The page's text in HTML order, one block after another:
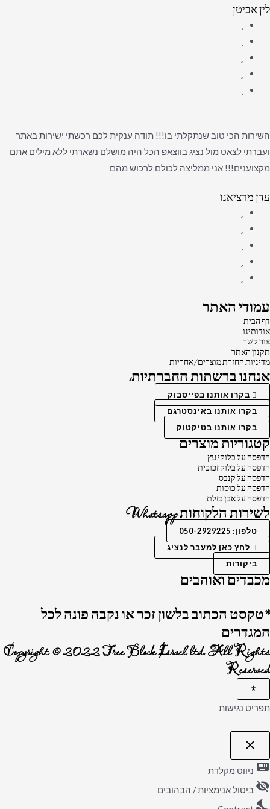
לין אביטן
השירות הכי טוב שנתקלתי בו!!! תודה ענקית לכם רכשתי ישירות באתר
ועברתי לצאט מול נציג בווצאפ הכל היה מושלם נשארתי ללא מילים אתם
מקצוענים!!! אני ממליצה לכולם לרכוש מהם
עדן מרציאנו
עמודי האתר
דף הבית
אודותינו
צור קשר
תקנון האתר
מדיניות החזרת מוצרים/אחריות
אנחנו ברשתות החברתיות:
בקרו אותנו בפייסבוק
בקרו אותנו באינסטרגם
בקרו אותנו בטיקטוק
קטגוריות מוצרים
הדפסה על בלוקי עץ
הדפסה על בלוק זכוכית
הדפסה על קנבס
הדפסה על כוסות
הדפסה על אבן בזלת
לשירות הלקוחות Whatsapp
טלפון: 050-2929225
לחץ כאן למעבר לנציג
ביקורות
מכבדים ואוהבים
*טקסט הכתוב בלשון זכר או נקבה פונה לכל
המגדרים
Copyright © 2022 Tree Block Israel ltd. All Rights
Reserved
תפריט נגישות
close
פתיחה
של
הנגישות
keyboard ניווט מקלדת
visibility_off ביטול אנימציות / הבהובים
nights_stay